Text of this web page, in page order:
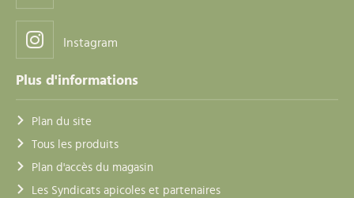
Instagram
Plus d'informations
Plan du site
Tous les produits
Plan d'accès du magasin
Les Syndicats apicoles et partenaires